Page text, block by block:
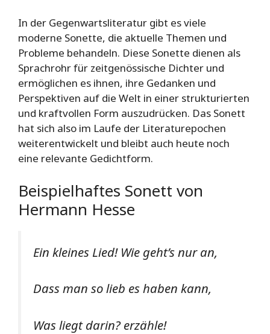
In der Gegenwartsliteratur gibt es viele
moderne Sonette, die aktuelle Themen und
Probleme behandeln. Diese Sonette dienen als
Sprachrohr für zeitgenössische Dichter und
ermöglichen es ihnen, ihre Gedanken und
Perspektiven auf die Welt in einer strukturierten
und kraftvollen Form auszudrücken. Das Sonett
hat sich also im Laufe der Literaturepochen
weiterentwickelt und bleibt auch heute noch
eine relevante Gedichtform.
Beispielhaftes Sonett von
Hermann Hesse
Ein kleines Lied! Wie geht’s nur an,
Dass man so lieb es haben kann,
Was liegt darin? erzähle!